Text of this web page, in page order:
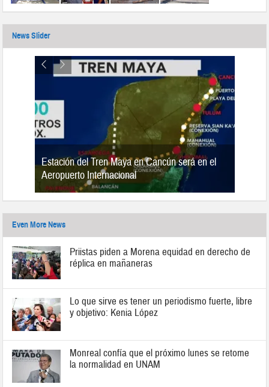
News Slider
Estación del Tren Maya en Cancún será en el
Aeropuerto Internacional
Even More News
Priistas piden a Morena equidad en derecho de
réplica en mañaneras
Lo que sirve es tener un periodismo fuerte, libre
y objetivo: Kenia López
Monreal confía que el próximo lunes se retome
la normalidad en UNAM